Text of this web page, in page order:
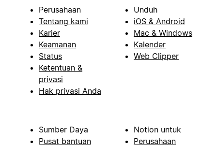
Perusahaan
Tentang kami
Karier
Keamanan
Status
Ketentuan &
privasi
Hak privasi Anda
Unduh
iOS & Android
Mac & Windows
Kalender
Web Clipper
Sumber Daya
Pusat bantuan
Notion untuk
Perusahaan